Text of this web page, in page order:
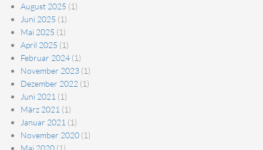
August 2025 (1)
Juni 2025 (1)
Mai 2025 (1)
April 2025 (1)
Februar 2024 (1)
November 2023 (1)
Dezember 2022 (1)
Juni 2021 (1)
März 2021 (1)
Januar 2021 (1)
November 2020 (1)
Mai 2020 (1)